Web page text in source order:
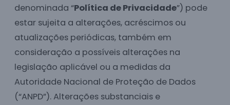
denominada “Política de Privacidade”) pode
estar sujeita a alterações, acréscimos ou
atualizações periódicas, também em
consideração a possíveis alterações na
legislação aplicável ou a medidas da
Autoridade Nacional de Proteção de Dados
(“ANPD”). Alterações substanciais e